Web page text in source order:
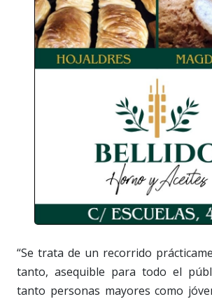
“Se trata de un recorrido
tanto, asequible para todo el
tanto personas mayores como